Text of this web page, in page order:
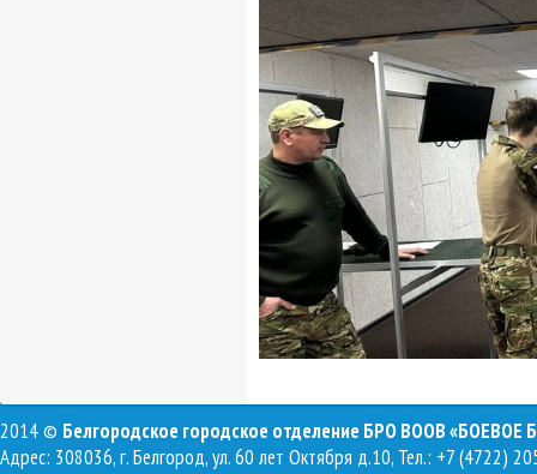
2014 © Белгородское городское отделение БРО ВООВ «БОЕВОЕ
Адрес: 308036, г. Белгород, ул. 60 лет Октября д.10, Тел.: +7 (4722)